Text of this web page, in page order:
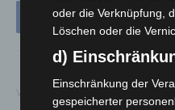
oder die Verknüpfung,
Löschen oder die
d)
Einschränkung der
gespeicherter